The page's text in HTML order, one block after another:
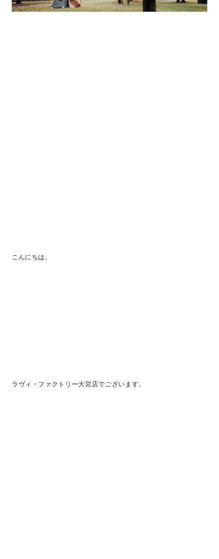
こんにちは。
ラヴィ・ファクトリー大宮店でございます。